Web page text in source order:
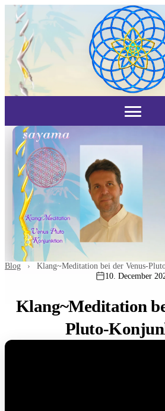
Blog › Klang~Meditation bei der Venus-
10. December
Klang~Meditation
Pluto-